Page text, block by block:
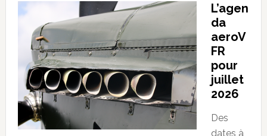
L’agen
da
aeroV
FR
pour
juillet
2026
Des
dates à